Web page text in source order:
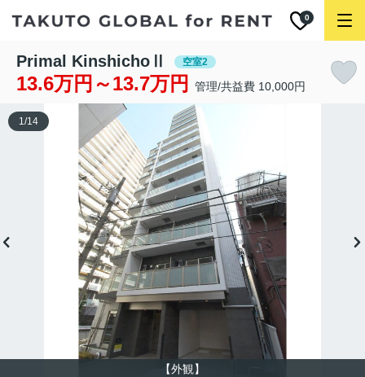
0
Primal KinshichoⅡ 空室2
13.6万円～13.7万円 管理/共益費 10,000円
【外観】
1/14